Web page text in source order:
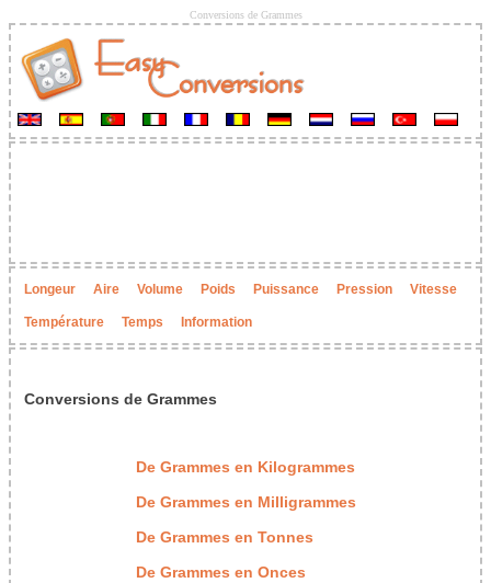
Conversions de Grammes
Longeur Aire Volume Poids Puissance Pression Vitesse
Température Temps Information
Conversions de Grammes
De Grammes en Kilogrammes
De Grammes en Milligrammes
De Grammes en Tonnes
De Grammes en Onces